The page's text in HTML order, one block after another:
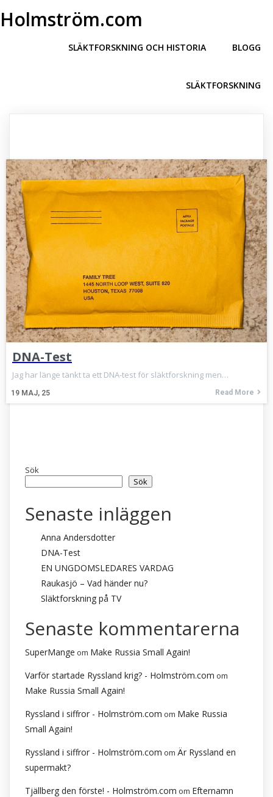
Holmström.com
SLÄKTFORSKNING OCH HISTORIA BLOGG
SLÄKTFORSKNING
DNA-Test
19 MAJ, 25
Jag har länge tänkt ta ett DNA-test för släktforskning men…
Read More
Sök
Sök
Senaste inläggen
Anna Andersdotter
DNA-Test
EN UNGDOMSLEDARES VARDAG
Raukasjö – Vad händer nu?
Släktforskning på TV
Senaste kommentarerna
SuperMange om Make Russia Small Again!
Varför startade Ryssland krig? - Holmström.com om
Make Russia Small Again!
Ryssland i siffror - Holmström.com om Make Russia
Small Again!
Ryssland i siffror - Holmström.com om Är Ryssland en
supermakt?
Tjällberg den förste! - Holmström.com om Efternamn